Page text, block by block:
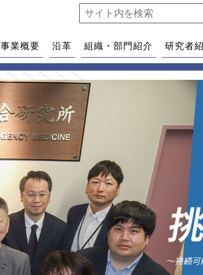
事業概要 沿革 組織・部門紹介 研究者